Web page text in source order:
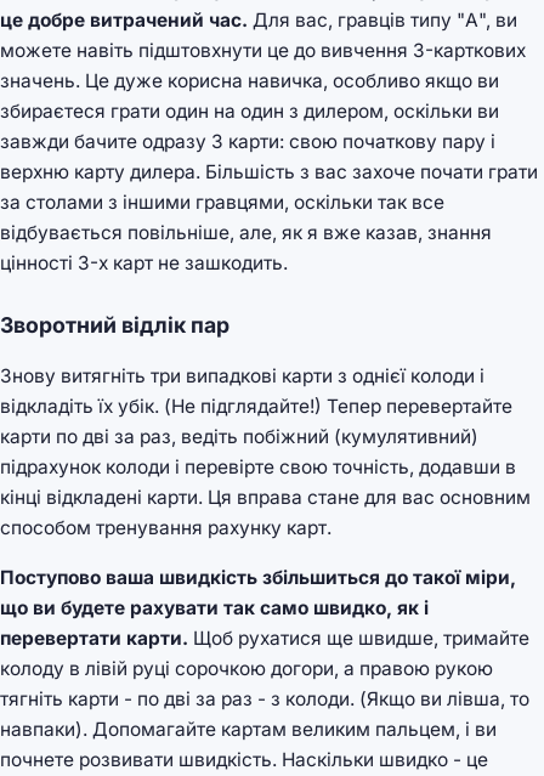
це добре витрачений час. Для вас, гравців типу "А", ви
можете навіть підштовхнути це до вивчення 3-карткових
значень. Це дуже корисна навичка, особливо якщо ви
збираєтеся грати один на один з дилером, оскільки ви
завжди бачите одразу 3 карти: свою початкову пару і
верхню карту дилера. Більшість з вас захоче почати грати
за столами з іншими гравцями, оскільки так все
відбувається повільніше, але, як я вже казав, знання
цінності 3-х карт не зашкодить.
Зворотний відлік пар
Знову витягніть три випадкові карти з однієї колоди і
відкладіть їх убік. (Не підглядайте!) Тепер перевертайте
карти по дві за раз, ведіть побіжний (кумулятивний)
підрахунок колоди і перевірте свою точність, додавши в
кінці відкладені карти. Ця вправа стане для вас основним
способом тренування рахунку карт.
Поступово ваша швидкість збільшиться до такої міри,
що ви будете рахувати так само швидко, як і
перевертати карти. Щоб рухатися ще швидше, тримайте
колоду в лівій руці сорочкою догори, а правою рукою
тягніть карти - по дві за раз - з колоди. (Якщо ви лівша, то
навпаки). Допомагайте картам великим пальцем, і ви
почнете розвивати швидкість. Наскільки швидко - це